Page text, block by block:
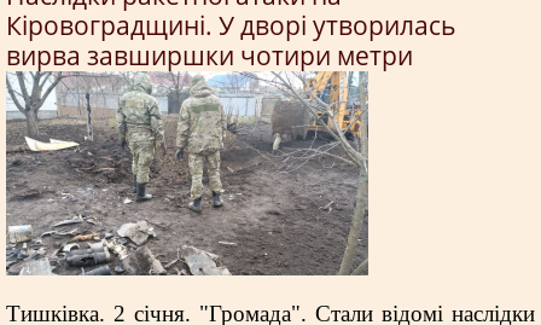
Кіровоградщині. У дворі утворилась
вирва завширшки чотири метри
Тишківка. 2 січня. "Громада". Стали відомі наслідки